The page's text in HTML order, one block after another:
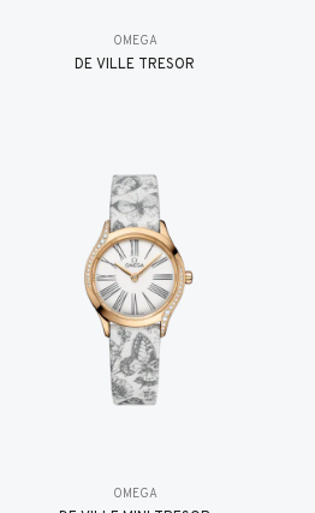
OMEGA
DE VILLE TRESOR
OMEGA